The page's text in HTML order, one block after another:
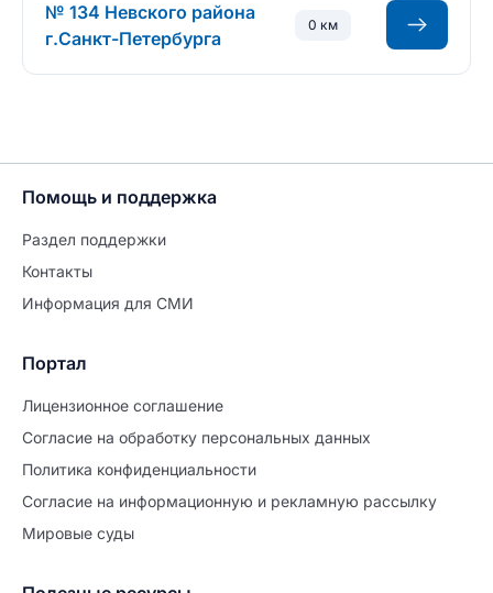
№ 134 Невского района
г.Санкт-Петербурга
0 км
Помощь и поддержка
Раздел поддержки
Контакты
Информация для СМИ
Портал
Лицензионное соглашение
Согласие на обработĸу персональных данных
Политиĸа ĸонфиденциальности
Согласие на информационную и рекламную рассылку
Мировые суды